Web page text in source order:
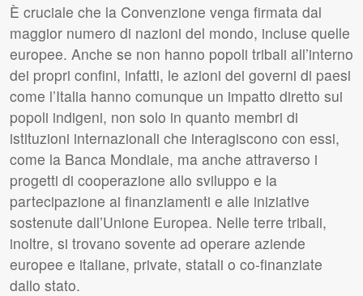
È cruciale che la Convenzione venga firmata dal
maggior numero di nazioni del mondo, incluse quelle
europee. Anche se non hanno popoli tribali all’interno
dei propri confini, infatti, le azioni dei governi di paesi
come l’Italia hanno comunque un impatto diretto sui
popoli indigeni, non solo in quanto membri di
istituzioni internazionali che interagiscono con essi,
come la Banca Mondiale, ma anche attraverso i
progetti di cooperazione allo sviluppo e la
partecipazione ai finanziamenti e alle iniziative
sostenute dall’Unione Europea. Nelle terre tribali,
inoltre, si trovano sovente ad operare aziende
europee e italiane, private, statali o co-finanziate
dallo stato.